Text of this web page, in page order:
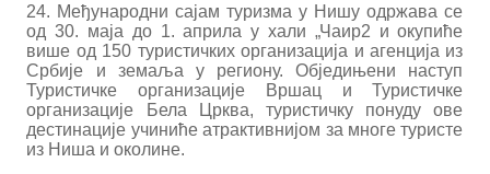
24. Међународни сајам туризма у Нишу одржава се
од 30. маја до 1. aприла у хали „Чаир2 и окупиће
више од 150 туристичких организација и агенција из
Србије и земаља у региону. Обједињени наступ
Туристичке организације Вршац и Туристичке
организације Бела Црква, туристичку понуду ове
дестинације учиниће атрактивнијом за многе туристе
из Ниша и околине.